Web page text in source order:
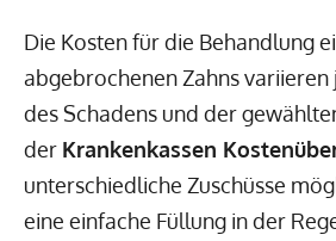
Die Kosten für die Behandlung
abgebrochenen Zahns variieren
des Schadens und der
der Krankenkassen
unterschiedliche Zuschüsse
eine einfache Füllung in der